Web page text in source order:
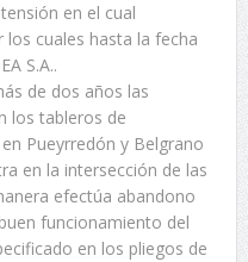
en el cual
cuales hasta la fecha
S.A..
de dos años las
los tableros de
Pueyrredón y Belgrano
en la intersección de las
efectúa abandono
funcionamiento del
en los pliegos de